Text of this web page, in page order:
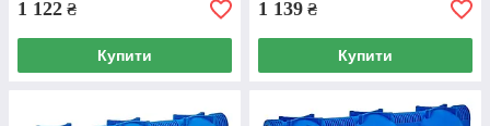
1 122 ₴
Купити
1 139 ₴
Купити